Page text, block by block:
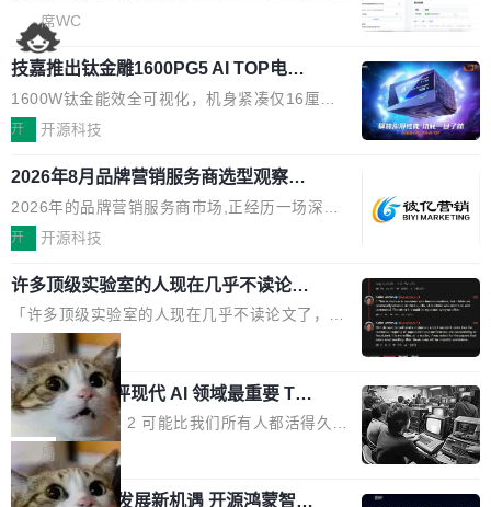
Sider、Copilot for Chrome 这些 AI 浏览器插件
了，你为什么还要再做一个"，我都觉得这个问题
问得好。 因为我自己也是从用户变成开发者的。
现有产品的天花板 我用过不少 AI 浏览器插件。
刚开始觉得都挺好——选中一段文字，弹出解
要。但用久了你会发现，它们本质上都是同一类
东西：一个带网页上下文的聊天框。 它们能读取
页面的文本，然后把文本丢给大模型，再返回一
段回答。仅此而已。 这当然有用，但总觉得差点
意思。比如我在一个后台管理系统里，需要填50
个表单字段，每个字段还有联动逻辑；比如我
想...
席WC
技嘉推出钛金雕1600PG5 AI TOP电
源：为发烧级主机与本地AI算力打造旗
舰供电方案
1600W钛金能效全可视化，机身紧凑仅16厘米
继2026台北电脑展首度亮相后，技嘉科技近日正
电源专为发烧级DIY主机与本地AI算力平台打
造，整机长度仅16厘米，提供1600W额定功率
与80PLUS钛金能效；支持ATX 3.1与PCIe 5.1
规范，结合服务器级元件、完善供电线材与内置
实时LCD监控屏，可充分满足当下高阶PC主机
的严苛使用需求。 澎湃功率，紧凑机身 钛金雕1
600PG5 AI TOP具备强悍输出功率，同时实现
机身尺寸大幅精简。整机长度仅16厘米，属于同
功率段机身尺寸十分紧凑的1600W电源产品。小
巧机身有效提升市面主流标准A...
开 开源科技
2026年8月品牌营销服务商选型观察：
从流量思维到品牌资产思维的范式转移
2026年的品牌营销服务商市场,正经历一场深刻
的价值重构。全球全案品牌代理机构市场从2025
复合增长率达5.44%,预计2032年将突破120亿美
元。数字广告与公共关系相关服务市场更是从20
25年的8463亿美元扩张至2026年的8763亿美
元。数字的背后是一个清晰的事实——品牌对专
业化营销服务的需求从未如此迫切。 但市场扩容
的同时,服务商的竞争逻辑正在改变。2026年Top
Agency年度合辑的观察指出,“产品”这个离消费
者最近的载体,在整个品牌营销层面的权重显著变
高了。全域营销服务商的竞争正在从规模转向深
开 开源科技
许多顶级实验室的人现在几乎不读论文
了
「许多顶级实验室的人现在几乎不读论文了，而
且他们认为 ICLR/ICML/NeurIPS 充斥着大量过
度宣传和欺诈。」 OpenAI 研究员 Keller Jorda
n 这条推文引发了广泛讨论。他不是在说风凉
话，他是说出了一个圈内人尽皆知但很少公开捅
破的事实。 Jordan 随后补充了一句软化声明：
「我不认为这些会议上大部分论文都在过度宣传
或造假。问题是，作为读者，如果你筛选出那些
局
xAI 前工程师评现代 AI 领域最重要 Top
3 开源项目
Flash Attention 2 可能比我们所有人都活得久。
这句话不是来自某个技术博客，而是出自 Hieu
Pham 的一条推文。Hieu Pham 是谁？他是 xAI
的早期工程师之一，在 Grok 训练基础设施团队
局
共商智能硬件发展新机遇 开源鸿蒙智能